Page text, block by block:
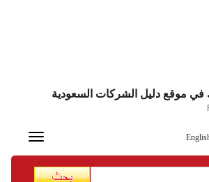
في موقع دليل الشركات السعودية
Toggle